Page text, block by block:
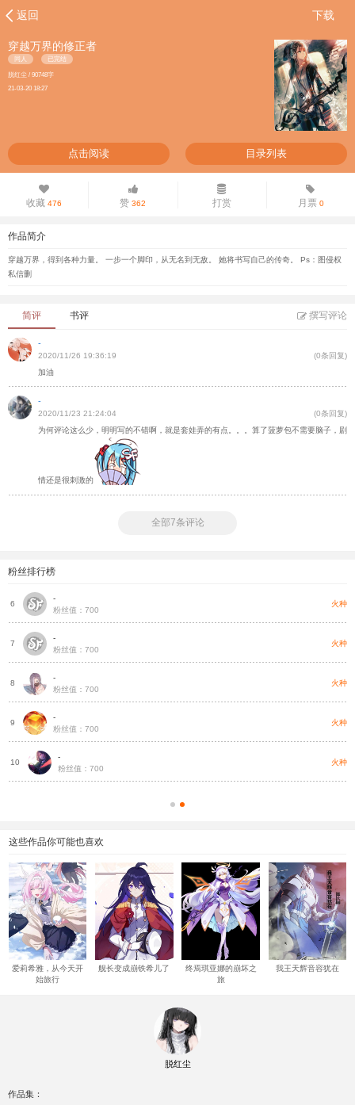
返回 下载
穿越万界的修正者
同人 已完结
脱红尘 / 90748字
21-03-20 18:27
点击阅读 目录列表
收藏 476 赞 362 打赏 月票0
作品简介
穿越万界，得到各种力量。 一步一个脚印，从无名到无敌。 她将书写自己的传奇。 Ps：图侵权
私信删
简评 书评 撰写评论
-
2020/11/26 19:36:19
(0条回复)
加油
-
2020/11/23 21:24:04
(0条回复)
为何评论这么少，明明写的不错啊，就是套娃弄的有点。。。算了菠萝包不需要脑子，剧
情还是很刺激的
全部7条评论
粉丝排行榜
6
-
粉丝值：700
火种
7
-
粉丝值：700
火种
8
-
粉丝值：700
火种
9
-
粉丝值：700
火种
10
-
粉丝值：700
火种
这些作品你可能也喜欢
爱莉希雅，从今天开
始旅行
舰长变成崩铁希儿了
终焉琪亚娜的崩坏之
旅
我王天辉音容犹在
脱红尘
作品集：